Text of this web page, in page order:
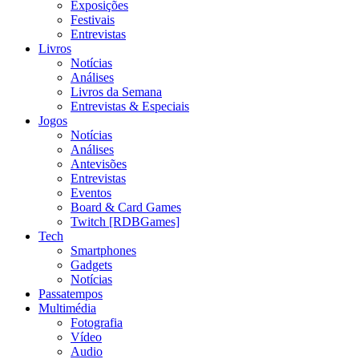
Exposições
Festivais
Entrevistas
Livros
Notícias
Análises
Livros da Semana
Entrevistas & Especiais
Jogos
Notícias
Análises
Antevisões
Entrevistas
Eventos
Board & Card Games
Twitch [RDBGames]
Tech
Smartphones
Gadgets
Notícias
Passatempos
Multimédia
Fotografia
Vídeo
Audio